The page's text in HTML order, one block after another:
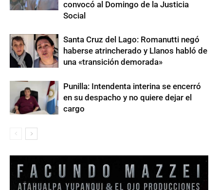
convocó al Domingo de la Justicia
Social
Santa Cruz del Lago: Romanutti negó
haberse atrincherado y Llanos habló de
una «transición demorada»
Punilla: Intendenta interina se encerró
en su despacho y no quiere dejar el
cargo